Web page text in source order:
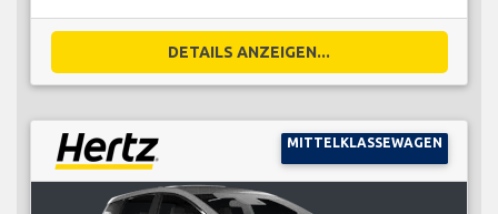
DETAILS ANZEIGEN...
MITTELKLASSEWAGEN